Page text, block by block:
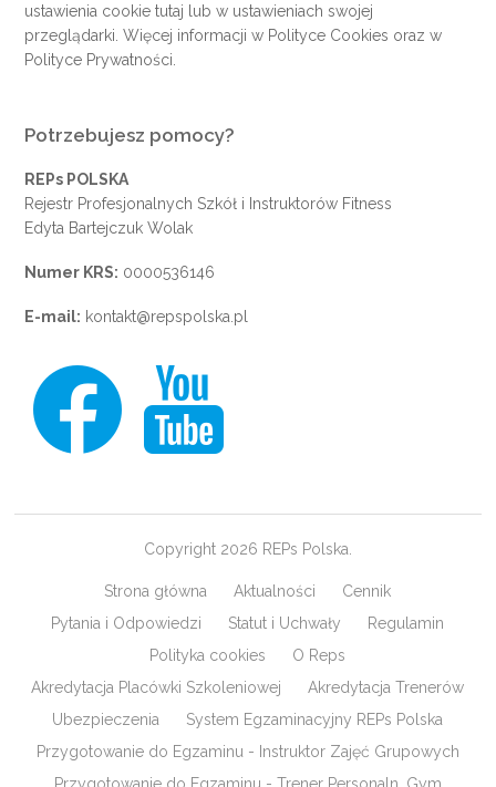
ustawienia cookietutaj lub w ustawieniach swojej
przeglądarki. Więcej informacji w Polityce Cookies oraz w
Polityce Prywatności
Potrzebujesz pomocy?
REPs POLSKA
Rejestr Profesjonalnych Szkół i Instruktorów Fitness
Edyta Bartejczuk Wolak
Numer KRS: 0000536146
E-mail: kontakt@repspolska.pl
Copyright 2026 REPs Polska.
Strona główna Aktualności
Cennik
Pytania i Odpowiedzi
Statut i Uchwały
Regulamin
Polityka cookies
O Reps
Akredytacja Placówki Szkoleniowej
Akredytacja Trenerów
Ubezpieczenia
System Egzaminacyjny REPs Polska
Przygotowanie do Egzaminu - Instruktor Zajęć Grupowych